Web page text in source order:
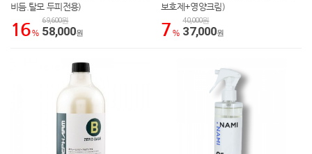
비듬.탈모 두피전용)
16 %
69,600원
58,000원
보호제+영양크림)
7 %
40,000원
37,000원